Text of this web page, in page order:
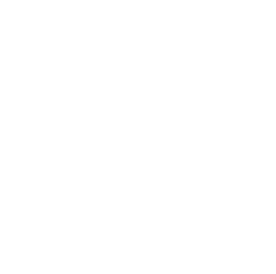
です。
ず変更すること